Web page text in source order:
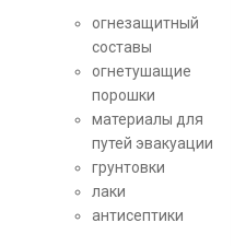
огнезащитный
составы
огнетушащие
порошки
материалы для
путей эвакуации
грунтовки
лаки
антисептики